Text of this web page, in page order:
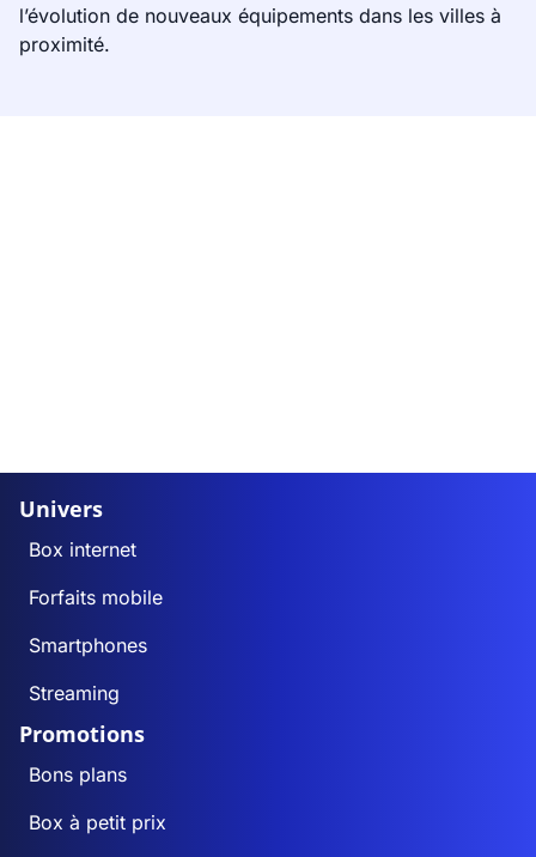
l’évolution de nouveaux équipements dans les villes à
proximité.
Univers
Box internet
Forfaits mobile
Smartphones
Streaming
Promotions
Bons plans
Box à petit prix